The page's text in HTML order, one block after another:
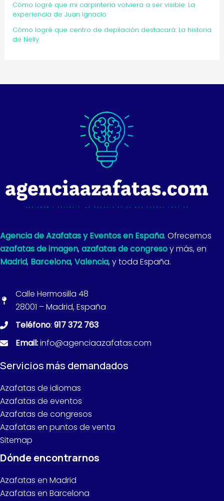
Cómo logré que mi carpintería volviera a ser visible: La
experiencia de Juan Ignacio
Cómo logré que centro de depilación destacará: La historia
de Nelly
Agencia de Azafatas y Eventos en España. Ofrecemos
azafatas de imagen,azafatas de congresoy más, en
Madrid, Barcelona,Valencia, y toda España.
Calle Hermosilla 48
28001 – Madrid, España
Teléfono: 917 372 763
Email:info@agenciaazafatas.com
Servicios más demandados
Azafatas de idiomas
Azafatas de eventos
Azafatas de congresos
Azafatas en puntos de venta
Sitemap
Dónde encontrarnos
Azafatas en Madrid
Azafatas en Barcelona